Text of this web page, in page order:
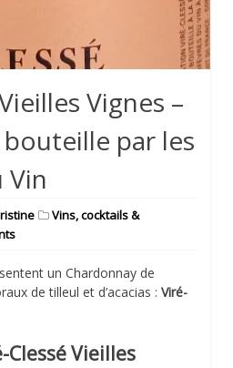
Vignes –
par les
Vin
Vins, cocktails &
un Chardonnay de
de tilleul et d’acacias : Viré-
Vieilles